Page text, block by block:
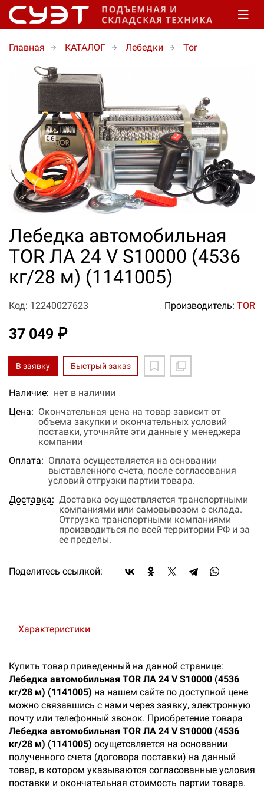
Главная КАТАЛОГ Лебедки Tor
Лебедка автомобильная
TOR ЛА 24 V S10000 (4536
кг/28 м) (1141005)
Код: 12240027623 Производитель: TOR
37 049 ₽
В заявку Быстрый заказ
Наличие: нет в наличии
Цена: Окончательная цена на товар зависит от
объема закупки и окончательных условий
поставки, уточняйте эти данные у менеджера
компании
Оплата: Оплата осуществляется на основании
выставленного счета, после согласования
условий отгрузки партии товара.
Доставка: Доставка осуществляется транспортными
компаниями или самовывозом с склада.
Отгрузка транспортными компаниями
производиться по всей территории РФ и за
ее пределы.
Поделитесь ссылкой:
Характеристики
Купить товар приведенный на данной странице:
Лебедка автомобильная TOR ЛА 24 V S10000 (4536
кг/28 м) (1141005) на нашем сайте по доступной цене
можно связавшись с нами через заявку, электронную
почту или телефонный звонок. Приобретение товара
Лебедка автомобильная TOR ЛА 24 V S10000 (4536
кг/28 м) (1141005) осущетсвляется на основании
полученного счета (договора поставки) на данный
товар, в котором указываются согласованные условия
поставки и окончательная стоимость партии товара.